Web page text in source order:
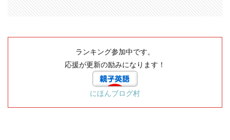
ランキング参加中です。
応援が更新の励みになります！
にほんブログ村